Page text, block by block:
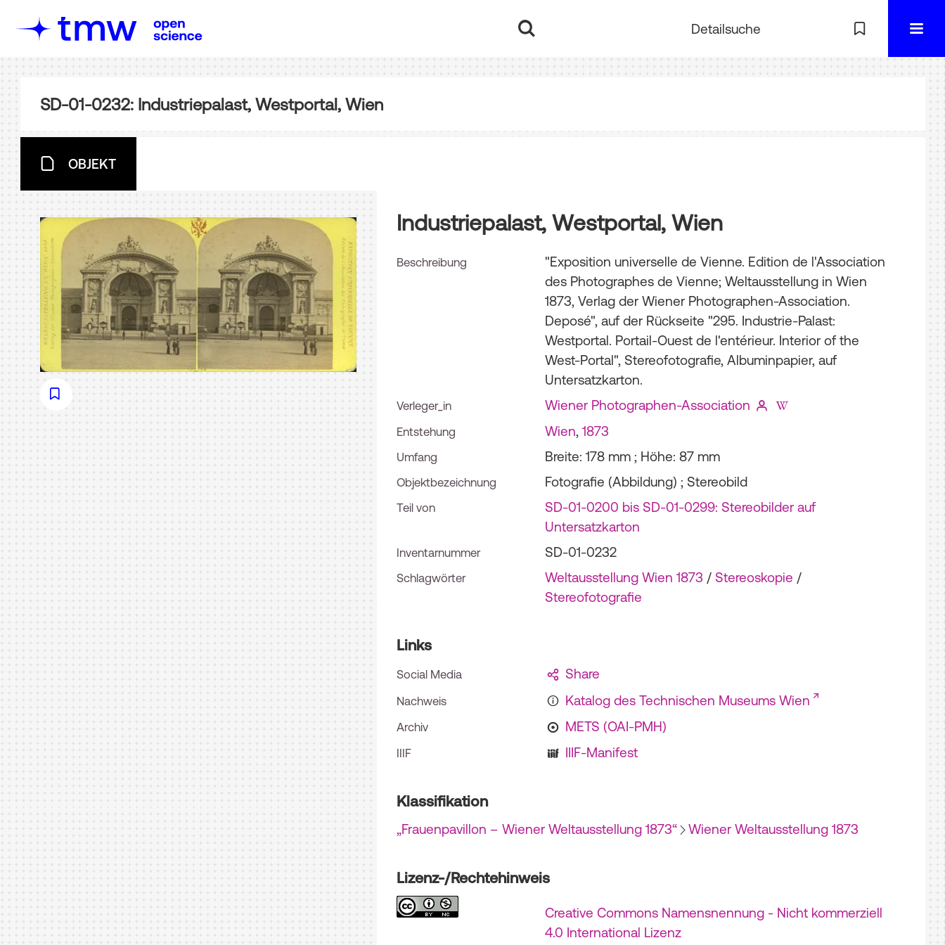
Detailsuche
SD-01-0232: Industriepalast, Westportal, Wien
OBJEKT
Industriepalast, Westportal, Wien
Beschreibung
"Exposition universelle de Vienne. Edition de l'Association
des Photographes de Vienne; Weltausstellung in Wien
1873, Verlag der Wiener Photographen-Association.
Deposé", auf der Rückseite "295. Industrie-Palast:
Westportal. Portail-Ouest de l'entérieur. Interior of the
West-Portal", Stereofotografie, Albuminpapier, auf
Untersatzkarton.
Verleger_in Wiener Photographen-Association
Entstehung Wien, 1873
Umfang Breite: 178 mm ; Höhe: 87 mm
Objektbezeichnung Fotografie (Abbildung) ; Stereobild
Teil von
SD-01-0200 bis SD-01-0299: Stereobilder auf
Untersatzkarton
Inventarnummer SD-01-0232
Schlagwörter Weltausstellung Wien 1873 / Stereoskopie /
Stereofotografie
Links
Social Media Share
Nachweis Katalog des Technischen Museums Wien
Archiv METS (OAI-PMH)
IIIF IIIF-Manifest
Klassifikation
„Frauenpavillon – Wiener Weltausstellung 1873“ Wiener Weltausstellung 1873
Lizenz-/Rechtehinweis
Creative Commons Namensnennung - Nicht kommerziell
4.0 International Lizenz